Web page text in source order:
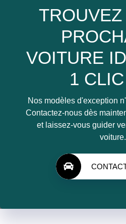
VOITURE
1
Nos modèles d'exception
Contactez-nous dès
et laissez-vous guider
voiture.